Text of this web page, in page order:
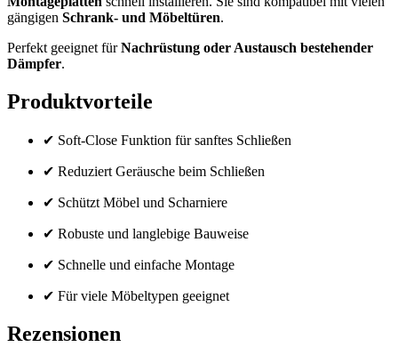
gängigen Schrank- und Möbeltüren.
Perfekt geeignet fürNachrüstung oder Austausch bestehender
Dämpfer.
Produktvorteile
✔ Soft-Close Funktion für sanftes Schließen
✔ Reduziert Geräusche beim Schließen
✔ Schützt Möbel und Scharniere
✔ Robuste und langlebige Bauweise
✔ Schnelle und einfache Montage
✔ Für viele Möbeltypen geeignet
Rezensionen